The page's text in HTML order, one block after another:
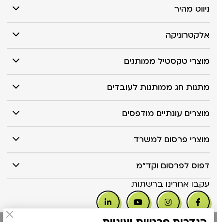
ניווט מהיר
אלקטרוניקה
מוצרי טקסטיל ממותגים
מתנות חג ממותגות לעובדים
מוצרים עונתיים מודפסים
מוצרי פרסום למשרד
דפוס לפרסום וקד"מ
עקבו אחרינו ברשתות